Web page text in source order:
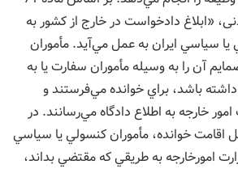
«ابلاغ دادخواست در خارج از كشور به
يا سياسي ايران به ‌عمل مي‌آيد. مأموران
آن را به ‌وسيله مأموران سفارت يا به
باشد، براي خوانده مي‌فرستند و
خارجه به‌ اطلاع دادگاه مي‌رسانند.‌ در
خوانده، مأموران كنسولي يا سياسي
امورخارجه به‌ طريقي كه مقتضي بداند،